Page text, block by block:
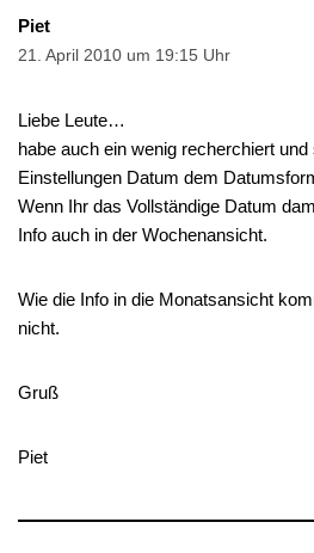
Piet
21. April 2010 um 19:15 Uhr
Liebe Leute…
habe auch ein wenig recherchiert
Einstellungen Datum dem
Wenn Ihr das Vollständige Datum
Info auch in der Wochenansicht.
Wie die Info in die Monatsansicht
nicht.
Gruß
Piet